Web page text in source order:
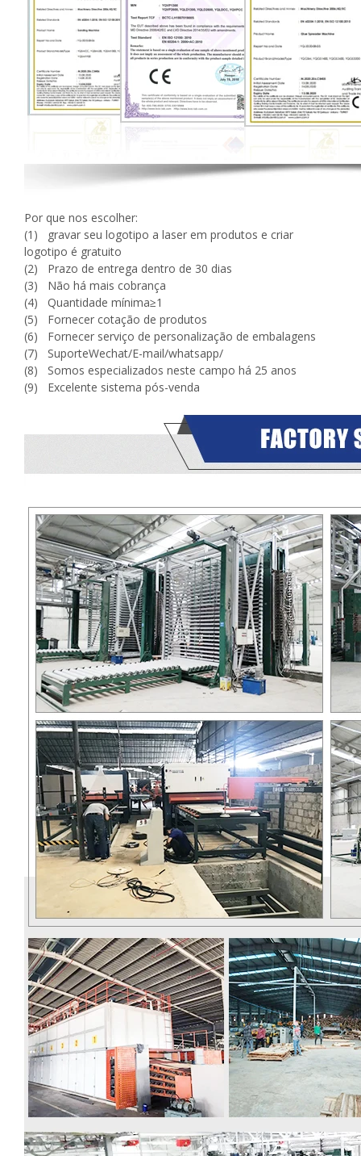
Por que nos escolher:
(1) gravar seu logotipo a laser em produtos e criar
logotipo é gratuito
(2) Prazo de entrega dentro de 30 dias
(3) Não há mais cobrança
(4) Quantidade mínima≥1
(5) Fornecer cotação de produtos
(6) Fornecer serviço de personalização de embalagens
(7) SuporteWechat/E-mail/whatsapp/
(8) Somos especializados neste campo há 25 anos
(9) Excelente sistema pós-venda